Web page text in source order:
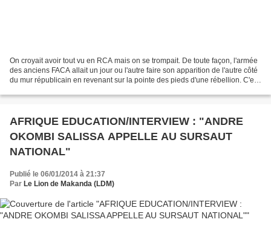
On croyait avoir tout vu en RCA mais on se trompait. De toute façon, l'armée
des anciens FACA allait un jour ou l'autre faire son apparition de l'autre côté
du mur républicain en revenant sur la pointe des pieds d'une rébellion. C'est
AFRIQUE EDUCATION/INTERVIEW : "ANDRE
OKOMBI SALISSA APPELLE AU SURSAUT
NATIONAL"
Publié le 06/01/2014 à 21:37
Par Le Lion de Makanda (LDM)